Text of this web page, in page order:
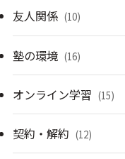
友人関係 (10)
塾の環境 (16)
オンライン学習 (15)
契約・解約 (12)